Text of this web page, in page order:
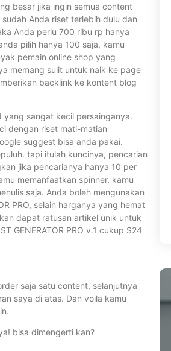
besar jika ingin semua content
Anda riset terlebih dulu dan
Anda perlu 700 ribu rp hanya
pilih hanya 100 saja, kamu
pemain online shop yang
memang sulit untuk naik ke page
backlink ke kontent blog
sangat kecil persainganya.
dengan riset mati-matian
suggest bisa anda pakai.
tapi itulah kuncinya, pencarian
jika pencarianya hanya 10 per
memanfaatkan spinner, kamu
saja. Anda boleh mengunakan
PRO, selain harganya yang hemat
dapat ratusan artikel unik untuk
GENERATOR PRO v.1 cukup $24
saja satu content, selanjutnya
saya di atas. Dan voila kamu
bisa dimengerti kan?